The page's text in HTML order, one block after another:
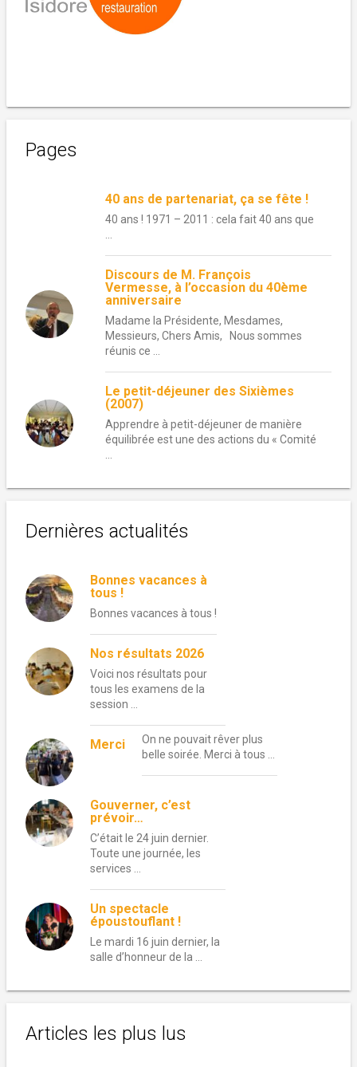
Pages
40 ans de partenariat, ça se fête !
40 ans ! 1971 – 2011 : cela fait 40 ans que
Discours de M. François
Vermesse, à l’occasion du 40ème
anniversaire
Madame la Présidente, Mesdames,
Messieurs, Chers Amis, Nous sommes
réunis ce ...
Le petit-déjeuner des Sixièmes
(2007)
Apprendre à petit-déjeuner de manière
équilibrée est une des actions du « Comité
Dernières actualités
Bonnes vacances à
tous !
Bonnes vacances à tous !
Nos résultats 2026
Voici nos résultats pour
tous les examens de la
session …
Merci
On ne pouvait rêver plus
belle soirée. Merci à tous …
Gouverner, c’est
prévoir…
C’était le 24 juin dernier.
Toute une journée, les
services …
Un spectacle
époustouflant !
Le mardi 16 juin dernier, la
salle d’honneur de la …
Articles les plus lus